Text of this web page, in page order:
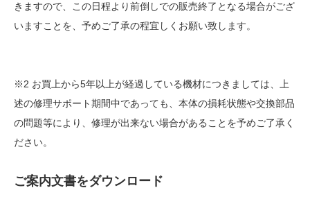
きますので、この日程より前倒しでの販売終了となる場合がござ
いますことを、予めご了承の程宜しくお願い致します。
※2 お買上から5年以上が経過している機材につきましては、上
述の修理サポート期間中であっても、本体の損耗状態や交換部品
の問題等により、修理が出来ない場合があることを予めご了承く
ださい。
ご案内文書をダウンロード